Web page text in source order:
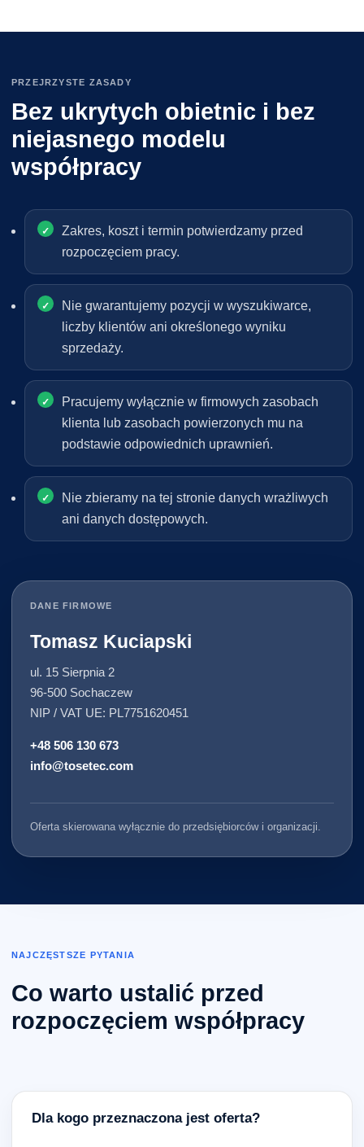
PRZEJRZYSTE ZASADY
Bez ukrytych obietnic i bez
niejasnego modelu
współpracy
Zakres, koszt i termin potwierdzamy przed
rozpoczęciem pracy.
Nie gwarantujemy pozycji w wyszukiwarce,
liczby klientów ani określonego wyniku
sprzedaży.
Pracujemy wyłącznie w firmowych zasobach
klienta lub zasobach powierzonych mu na
podstawie odpowiednich uprawnień.
Nie zbieramy na tej stronie danych wrażliwych
ani danych dostępowych.
DANE FIRMOWE
Tomasz Kuciapski
ul. 15 Sierpnia 2
96-500 Sochaczew
NIP / VAT UE: PL7751620451
+48 506 130 673
info@tosetec.com
Oferta skierowana wyłącznie do przedsiębiorców i organizacji.
NAJCZĘSTSZE PYTANIA
Co warto ustalić przed
rozpoczęciem współpracy
Dla kogo przeznaczona jest oferta?